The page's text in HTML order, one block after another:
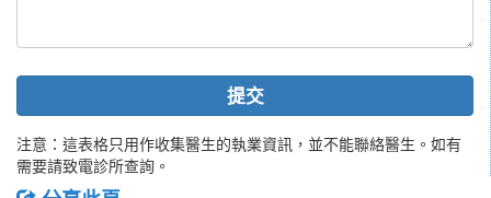
提交
注意：這表格只用作收集醫生的執業資訊，並不能聯絡醫生。如有
需要請致電診所查詢。